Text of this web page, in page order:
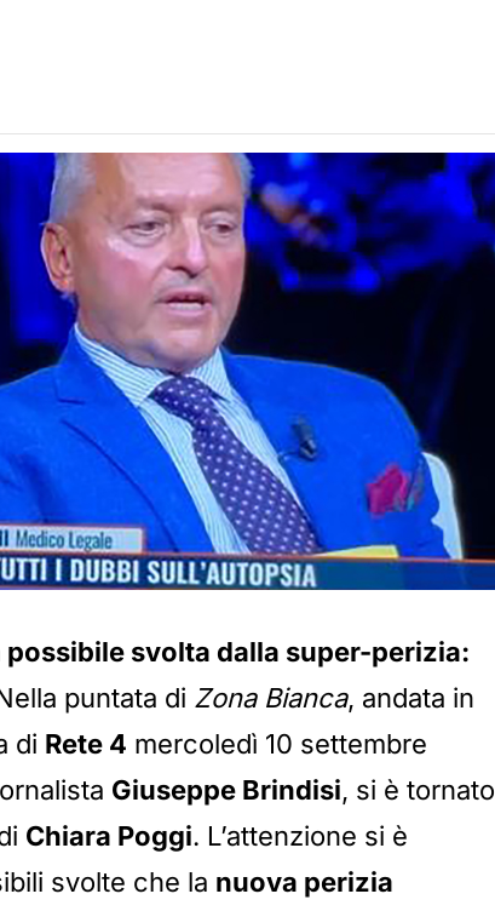
possibile svolta dalla super-perizia:
puntata di Zona Bianca, andata in
di Rete 4 mercoledì 10 settembre
Giuseppe Brindisi, si è tornato
Chiara Poggi. L’attenzione si è
svolte che la nuova perizia